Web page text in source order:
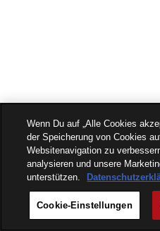
Wenn Du auf „Alle Cookies
der Speicherung von Cookies
Websitenavigation zu
analysieren und unsere
unterstützen.
Cookie-Einstellungen